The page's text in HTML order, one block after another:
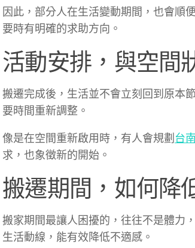
因此，部分人在生活變動期間，也會順
要時有明確的求助方向。
活動安排，與空間
搬遷完成後，生活並不會立刻回到原本
要時間重新調整。
像是在空間重新啟用時，有人會規劃 台
求，也象徵新的開始。
搬遷期間，如何降
搬家期間最讓人困擾的，往往不是體力
生活動線，能有效降低不適感。